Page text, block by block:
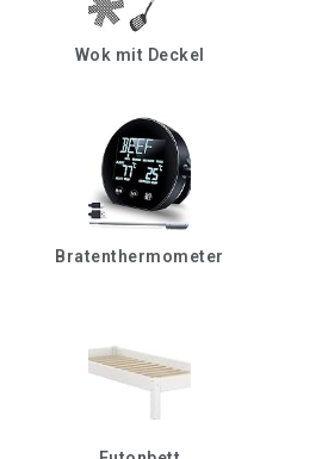
Wok mit Deckel
Bratenthermometer